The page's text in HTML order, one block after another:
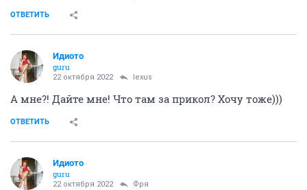
ОТВЕТИТЬ
Идиото
guru
22 октября 2022 lexus
А мне?! Дайте мне! Что там за прикол? Хочу тоже)))
ОТВЕТИТЬ
Идиото
guru
22 октября 2022 Фря